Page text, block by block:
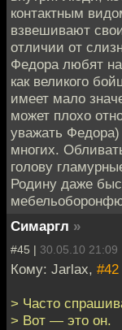
контактным
взвешивают
отличии от
Федора любят
как великого
имеет мало
может плохо
уважать
многих.
голову
Родину даже
Симаргл »
#45 | 30.05.10 21:09
Кому: Jarlax, #42
> Часто
> Вот — это он.